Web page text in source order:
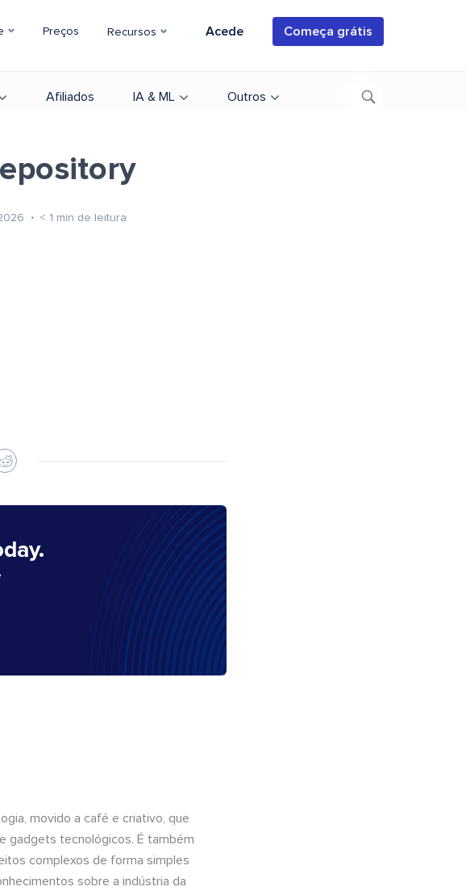
Preços Recursos Acede Começa grátis
Afiliados IA & ML Outros
< 1 min de leitura
movido a café e criativo, que
gadgets tecnológicos. É também
complexos de forma simples
sobre a indústria da